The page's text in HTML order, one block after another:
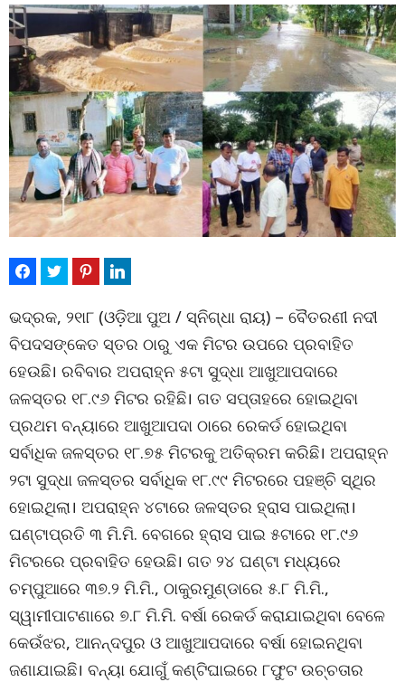
ଭଦ୍ରକ, ୨୧ା୮ (ଓଡ଼ିଆ ପୁଅ / ସ୍ନିଗ୍ଧା ରାୟ) – ବୈତରଣୀ ନଦୀ
ବିପଦସଙ୍କେତ ସ୍ତର ଠାରୁ ଏକ ମିଟର ଉପରେ ପ୍ରବାହିତ
ହେଉଛି। ରବିବାର ଅପରାହ୍ନ ୫ଟା ସୁଦ୍ଧା ଆଖୁଆପଦାରେ
ଜଳସ୍ତର ୧୮.୯୬ ମିଟର ରହିଛି। ଗତ ସପ୍ତାହରେ ହୋଇଥିବା
ପ୍ରଥମ ବନ୍ୟାରେ ଆଖୁଆପଦା ଠାରେ ରେକର୍ଡ ହୋଇଥିବା
ସର୍ବାଧିକ ଜଳସ୍ତର ୧୮.୭୫ ମିଟରକୁ ଅତିକ୍ରମ କରିଛି। ଅପରାହ୍ନ
୨ଟା ସୁଦ୍ଧା ଜଳସ୍ତର ସର୍ବାଧିକ ୧୮.୯୯ ମିଟରରେ ପହଞ୍ଚି ସ୍ଥିର
ହୋଇଥିଲା। ଅପରାହ୍ନ ୪ଟାରେ ଜଳସ୍ତର ହ୍ରାସ ପାଇଥିଲା।
ଘଣ୍ଟାପ୍ରତି ୩ ମି.ମି. ବେଗରେ ହ୍ରାସ ପାଇ ୫ଟାରେ ୧୮.୯୬
ମିଟରରେ ପ୍ରବାହିତ ହେଉଛି। ଗତ ୨୪ ଘଣ୍ଟା ମଧ୍ୟରେ
ଚମ୍ପୁଆରେ ୩୭.୨ ମି.ମି., ଠାକୁରମୁଣ୍ଡାରେ ୫.୮ ମି.ମି.,
ସ୍ୱାମୀପାଟଣାରେ ୭.୮ ମି.ମି. ବର୍ଷା ରେକର୍ଡ କରାଯାଇଥିବା ବେଳେ
କେଉଁଝର, ଆନନ୍ଦପୁର ଓ ଆଖୁଆପଦାରେ ବର୍ଷା ହୋଇନଥିବା
ଜଣାଯାଇଛି। ବନ୍ୟା ଯୋଗୁଁ କଣ୍ଟିଘାଇରେ ୮ଫୁଟ ଉଚ୍ଚତାର